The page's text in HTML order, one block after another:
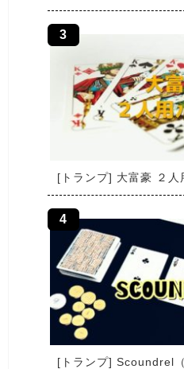
[トランプ] 大富豪 ２人
[トランプ] Scoundrel（